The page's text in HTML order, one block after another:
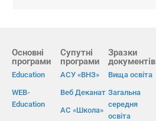
Основні
програми
Education
WEB-
Education
Супутні
програми
АСУ «ВНЗ»
Веб Деканат
АС «Школа»
Зразки
документів
Вища освіта
Загальна
середня
освіта